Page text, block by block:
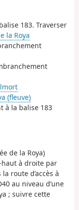
183. Traverser
la Roya
(fleuve)
à la balise 183
de la Roya)
haut à droite par
route d’accès à
au niveau d’une
; suivre cette